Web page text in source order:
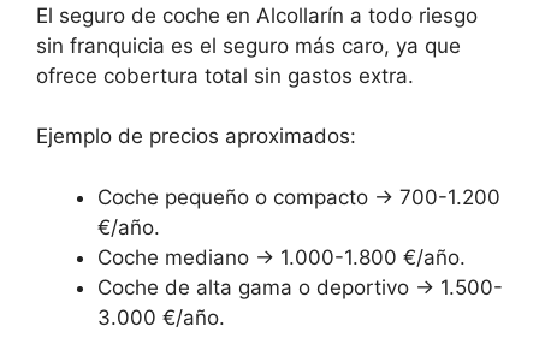
El seguro de coche en Alcollarín a todo riesgo
sin franquicia es el seguro más caro, ya que
ofrece cobertura total sin gastos extra.
Ejemplo de precios aproximados:
Coche pequeño o compacto → 700-1.200
€/año.
Coche mediano → 1.000-1.800 €/año.
Coche de alta gama o deportivo → 1.500-
3.000 €/año.